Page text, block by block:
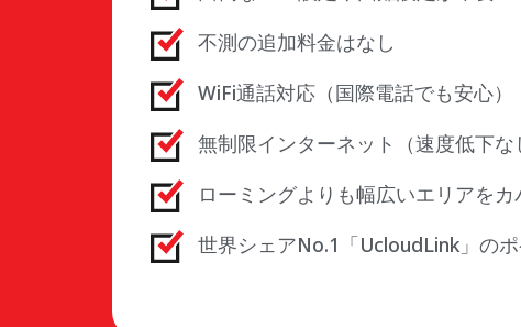
不測の追加料金はなし
WiFi通話対応（国際電話でも安心）
無制限インターネット（速度低下な
ローミングよりも幅広いエリアをカ
世界シェアNo.1「UcloudLink」の